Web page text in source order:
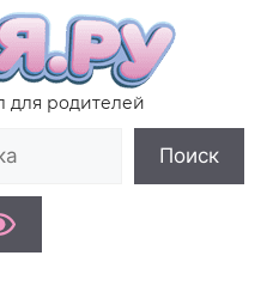
для родителей
Поиск